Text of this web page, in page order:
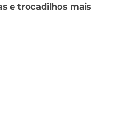
e trocadilhos mais